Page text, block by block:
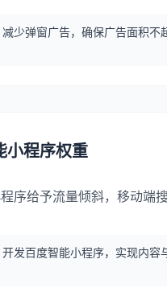
少弹窗广告，确保广告面积不
小程序权重
序给予流量倾斜，移动端
发百度智能小程序，实现内容